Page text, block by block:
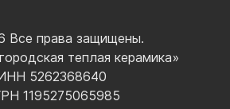
Все права защищены.
теплая керамика»
5262368640
1195275065985